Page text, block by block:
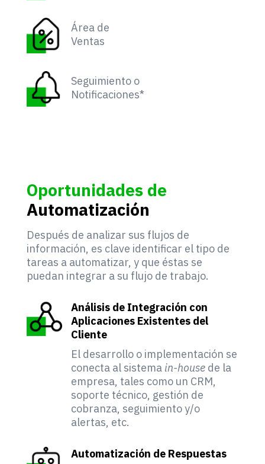
Área de
Ventas
Seguimiento o
Notificaciones*
Oportunidades de
Automatización
Después de analizar sus flujos de
información, es clave identificar el tipo de
tareas a automatizar, y que éstas se
puedan integrar a su flujo de trabajo.
Análisis de Integración con
Aplicaciones Existentes del
Cliente
El desarrollo o implementación se
conecta al sistema in-housede la
empresa, tales como un CRM,
soporte técnico, gestión de
cobranza, seguimiento y/o
alertas, etc.
Automatización de Respuestas